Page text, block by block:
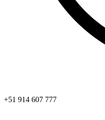
+51 914 607 777